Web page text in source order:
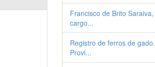
Francisco de Brito Saraiva,
cargo...
Registro de ferros de gado.
Provi...